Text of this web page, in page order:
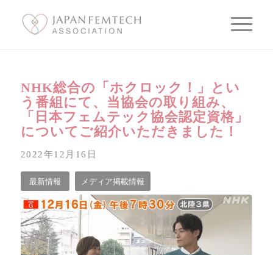
NHK総合の「ホクロック！」とい
う番組にて、当協会の取り組み、
「日本フェムテック協会認定資格」
についてご紹介いただきました！
2022年12月16日
最新情報 メディア掲載情報